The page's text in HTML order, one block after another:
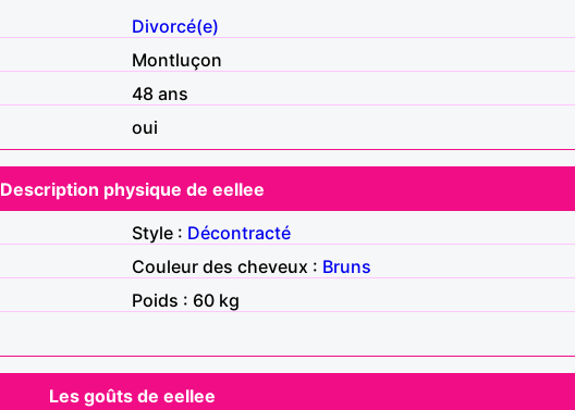
Divorcé(e)
Montluçon
48 ans
oui
Description physique de eellee
Style : Décontracté
Couleur des cheveux : Bruns
Poids : 60 kg
Les goûts de eellee